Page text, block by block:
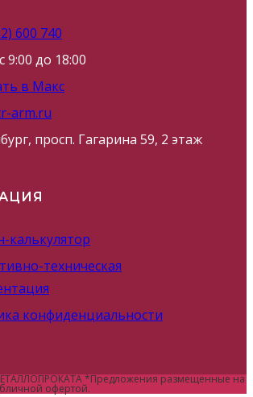
600 740
9:00 до 18:00
в Макс
arm.ru
просп. Гагарина 59, 2 этаж
калькулятор
техническая
конфиденциальности
*Предложения размещенные на
офертой.